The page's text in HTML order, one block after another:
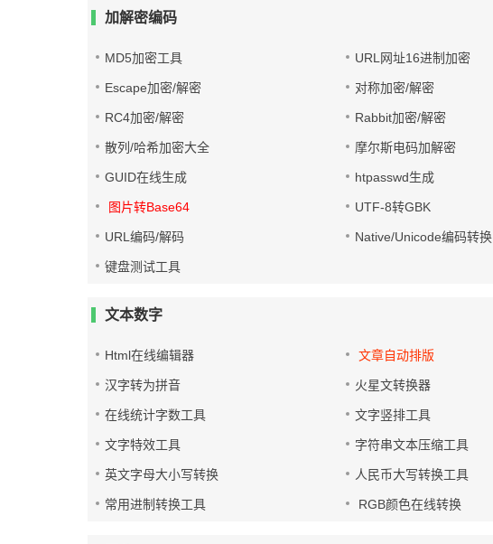
加解密编码
MD5加密工具 URL网址16进制加密
Escape加密/解密 对称加密/解密
RC4加密/解密 Rabbit加密/解密
散列/哈希加密大全 摩尔斯电码加解密
GUID在线生成 htpasswd生成
图片转Base64 UTF-8转GBK
URL编码/解码 Native/Unicode编码转换
键盘测试工具
文本数字
Html在线编辑器 文章自动排版
汉字转为拼音 火星文转换器
在线统计字数工具 文字竖排工具
文字特效工具 字符串文本压缩工具
英文字母大小写转换 人民币大写转换工具
常用进制转换工具 RGB颜色在线转换